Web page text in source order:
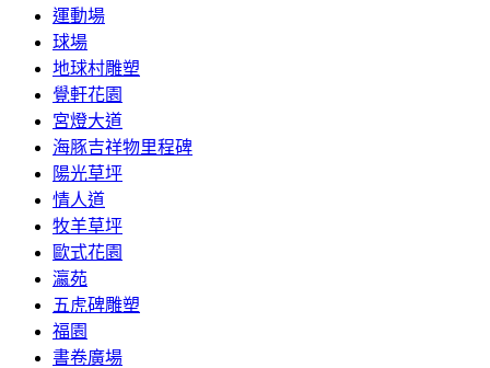
運動場
球場
地球村雕塑
覺軒花園
宮燈大道
海豚吉祥物里程碑
陽光草坪
情人道
牧羊草坪
歐式花園
瀛苑
五虎碑雕塑
福園
書卷廣場